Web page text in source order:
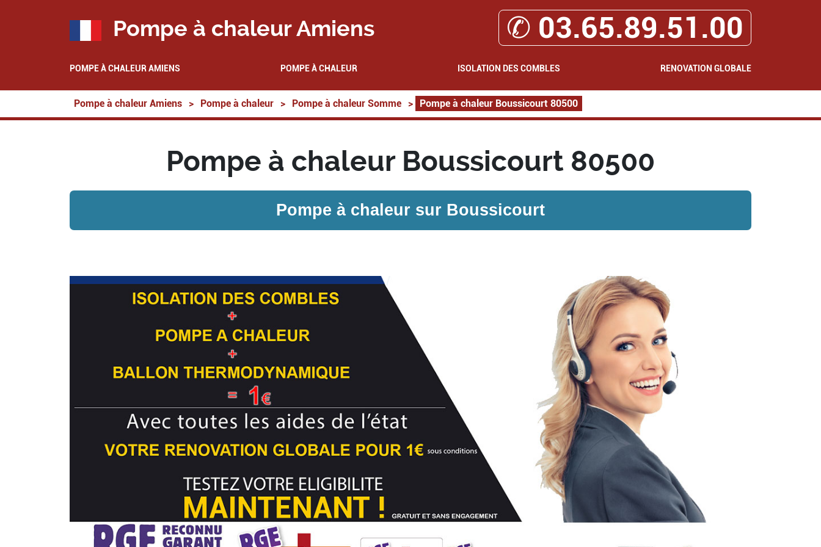
Pompe à chaleur Amiens ✆ 03.65.89.51.00
POMPE À CHALEUR AMIENS POMPE À CHALEUR ISOLATION DES COMBLES RENOVATION GLOBALE
Pompe à chaleur Amiens > Pompe à chaleur > Pompe à chaleur Somme > Pompe à chaleur Boussicourt 80500
Pompe à chaleur Boussicourt 80500
Pompe à chaleur sur Boussicourt